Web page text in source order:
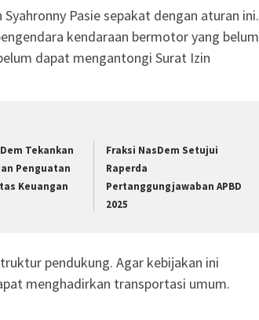
Syahronny Pasie sepakat dengan aturan ini.
kendaraan bermotor yang belum
dapat mengantongi Surat Izin
Tekankan
Penguatan
Keuangan
Fraksi NasDem Setujui
Raperda
Pertanggungjawaban APBD
2025
pendukung. Agar kebijakan ini
menghadirkan transportasi umum.